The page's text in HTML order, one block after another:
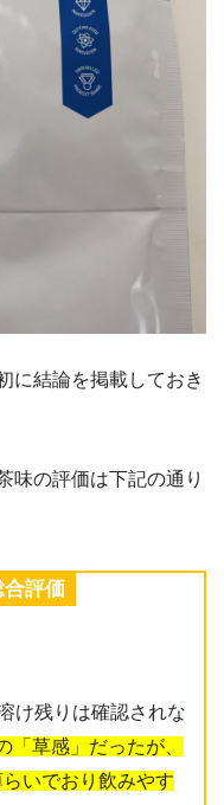
に結論を掲載しておき
味の評価は下記の通り
評価
け残りは確認されな
「草感」だったが、
いでおり飲みやす